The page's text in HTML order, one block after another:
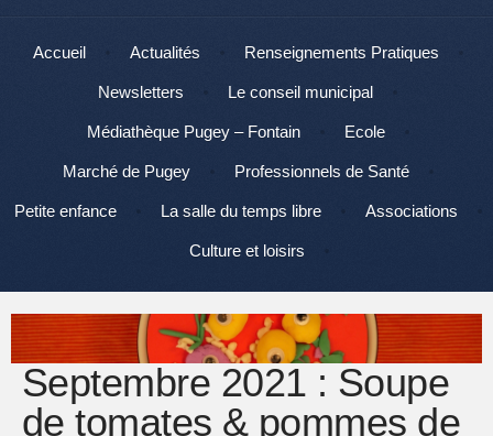
Menu
Aller au contenu
Accueil Actualités Renseignements Pratiques
Newsletters Le conseil municipal
Médiathèque Pugey – Fontain Ecole
Marché de Pugey Professionnels de Santé
Petite enfance La salle du temps libre Associations
Culture et loisirs
Septembre 2021 : Soupe
de tomates & pommes de